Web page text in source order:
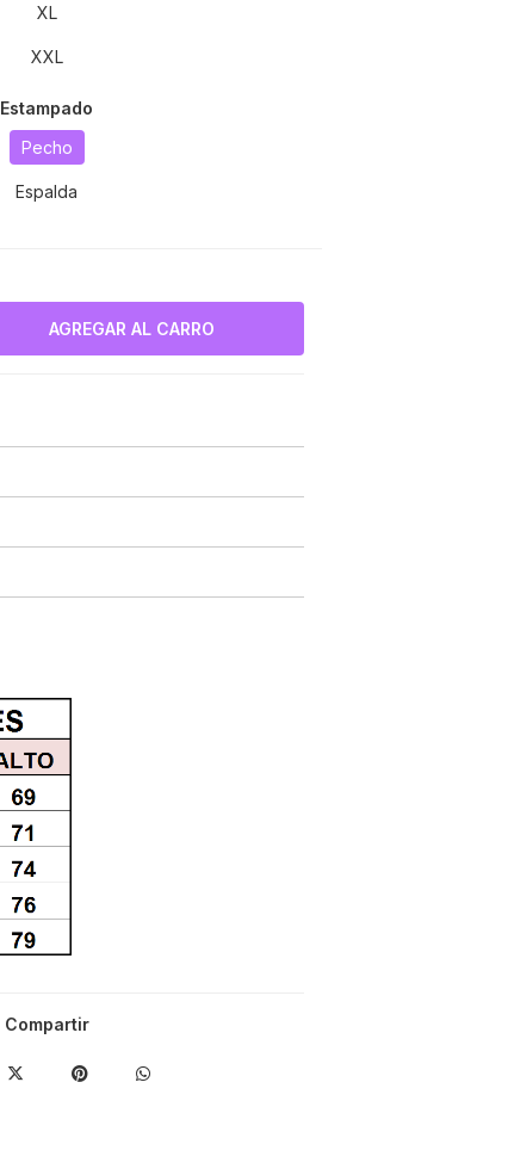
XL
XXL
Estampado
Pecho
Espalda
Compartir